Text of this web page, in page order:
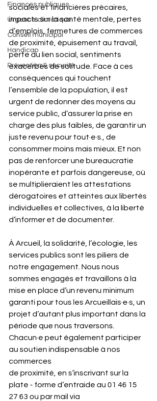
Finances publiques
Urgence climatique
Conseil municipal
Handicap
Prévention & sécurité
sociales et financières précaires,
impacts sur la santé mentale, pertes
d’emplois, fermetures de commerces
de proximité, épuisement au travail,
perte du lien social, sentiments
exacerbés de solitude. Face à ces
conséquences qui touchent
l’ensemble de la population, il est
urgent de redonner des moyens au
service public, d’assurer la prise en
charge des plus faibles, de garantir un
juste revenu pour tout·e·s., de
consommer moins mais mieux. Et non
pas de renforcer une bureaucratie
inopérante et parfois dangereuse, où
se multiplieraient les attestations
dérogatoires et atteintes aux libertés
individuelles et collectives, à la liberté
d’informer et de documenter.
À Arcueil, la solidarité, l’écologie, les
services publics sont les piliers de
notre engagement. Nous nous
sommes engagés et travaillons à la
mise en place d’un revenu minimum
garanti pour tous les Arcueillais·e·s, un
projet d’autant plus important dans la
période que nous traversons.
Chacun·e peut également participer
au soutien indispensable à nos
commerces
de proximité, en s’inscrivant sur la
plate - forme d’entraide au 01 46 15
27 63 ou par mail via